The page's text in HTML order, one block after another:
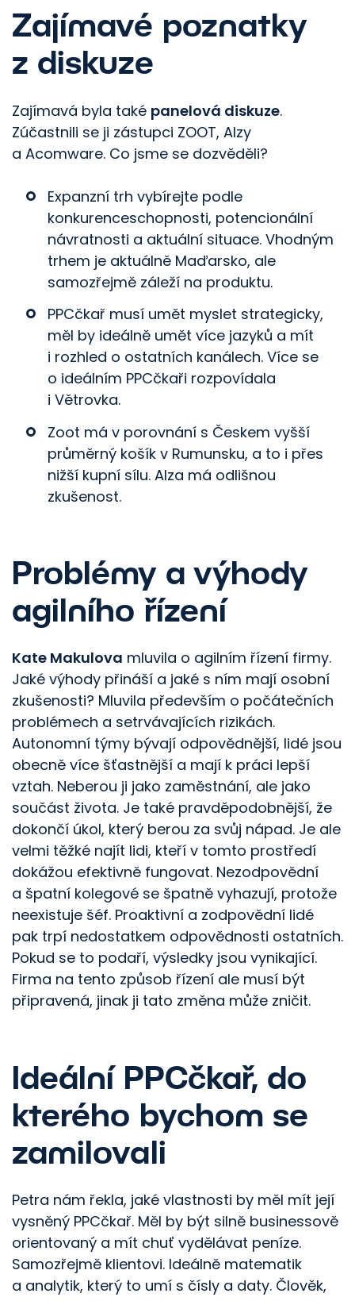
Zajímavé poznatky
z diskuze
Zajímavá byla také panelová diskuze.
Zúčastnili se ji zástupci ZOOT, Alzy
a Acomware. Co jsme se dozvěděli?
Expanzní trh vybírejte podle
konkurenceschopnosti, potencionální
návratnosti a aktuální situace. Vhodným
trhem je aktuálně Maďarsko, ale
samozřejmě záleží na produktu.
PPCčkař musí umět myslet strategicky,
měl by ideálně umět více jazyků a mít
i rozhled o ostatních kanálech. Více se
o ideálním PPCčkaři rozpovídala
i Větrovka.
Zoot má v porovnání s Českem vyšší
průměrný košík v Rumunsku, a to i přes
nižší kupní sílu. Alza má odlišnou
zkušenost.
Problémy a výhody
agilního řízení
Kate Makulova mluvila o agilním řízení firmy.
Jaké výhody přináší a jaké s ním mají osobní
zkušenosti? Mluvila především o počátečních
problémech a setrvávajících rizikách.
Autonomní týmy bývají odpovědnější, lidé jsou
obecně více šťastnější a mají k práci lepší
vztah. Neberou ji jako zaměstnání, ale jako
součást života. Je také pravděpodobnější, že
dokončí úkol, který berou za svůj nápad. Je ale
velmi těžké najít lidi, kteří v tomto prostředí
dokážou efektivně fungovat. Nezodpovědní
a špatní kolegové se špatně vyhazují, protože
neexistuje šéf. Proaktivní a zodpovědní lidé
pak trpí nedostatkem odpovědnosti ostatních.
Pokud se to podaří, výsledky jsou vynikající.
Firma na tento způsob řízení ale musí být
připravená, jinak ji tato změna může zničit.
Ideální PPCčkař, do
kterého bychom se
zamilovali
Petra nám řekla, jaké vlastnosti by měl mít její
vysněný PPCčkař. Měl by být silně businessově
orientovaný a mít chuť vydělávat peníze.
Samozřejmě klientovi. Ideálně matematik
a analytik, který to umí s čísly a daty. Člověk,